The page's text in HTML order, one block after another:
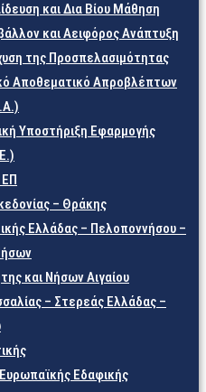
και Δια Βίου Μάθηση
και Αειφόρος Ανάπτυξη
της Προσπελασιμότητας
Αποθεματικό Απροβλέπτων
Υποστήριξη Εφαρμογής
– Θράκης
Ελλάδας – Πελοποννήσου –
και Νήσων Αιγαίου
– Στερεάς Ελλάδας –
Εδαφικής